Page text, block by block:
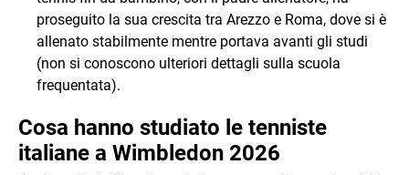
proseguito la sua crescita tra Arezzo e Roma, dove si è
allenato stabilmente mentre portava avanti gli studi
(non si conoscono ulteriori dettagli sulla scuola
frequentata).
Cosa hanno studiato le tenniste
italiane a Wimbledon 2026